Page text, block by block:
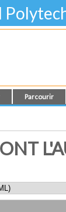
Parcourir